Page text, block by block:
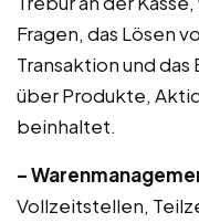
Fragen, das Lösen
Transaktion und
über Produkte,
beinhaltet.
–
Vollzeitstellen,